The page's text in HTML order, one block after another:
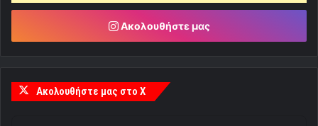
Ακολουθήστε μας
Ακολουθήστε μας στο X